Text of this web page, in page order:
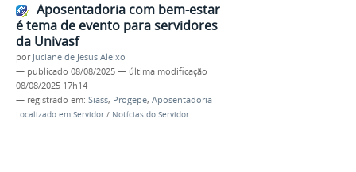
Aposentadoria com bem-estar
é tema de evento para servidores
da Univasf
por Juciane de Jesus Aleixo
— publicado 08/08/2025 — última modificação
08/08/2025 17h14
— registrado em: Siass, Progepe, Aposentadoria
Localizado em Servidor / Notícias do Servidor